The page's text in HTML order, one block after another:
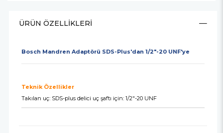
ÜRÜN ÖZELLIKLERI
Bosch Mandren Adaptörü SDS-Plus'dan 1/2"-20 UNF'ye
Teknik Özellikler
Takılan uç: SDS-plus delici uç şaftı için: 1/2"-20 UNF